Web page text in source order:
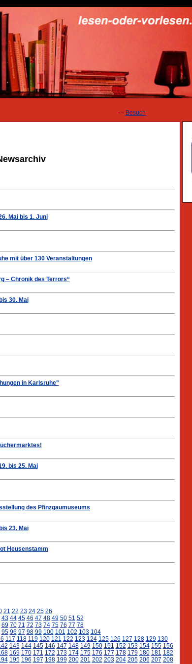
Besuchen Sie unser neues
Mai bis 1. Juni
mit über 130 Veranstaltungen
– Chronik des Terrors“
30. Mai
in Karlsruhe"
bis 25. Mai
des Pfinzgaumuseums
23. Mai
Heusenstamm
21 22 23 24 25 26
43 44 45 46 47 48 49 50 51 52
69 70 71 72 73 74 75 76 77 78
95 96 97 98 99 100 101 102 103 104
117 118 119 120 121 122 123 124 125 126 127 128 129 130
143 144 145 146 147 148 149 150 151 152 153 154 155 156
169 170 171 172 173 174 175 176 177 178 179 180 181 182
195 196 197 198 199 200 201 202 203 204 205 206 207 208